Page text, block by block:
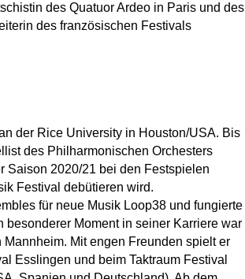
des Quatuor Ardeo in Paris und des
des französischen Festivals
der Rice University in Houston/USA. Bis
des Philharmonischen Orchesters
Saison 2020/21 bei den Festspielen
Festival debütieren wird.
für neue Musik Loop38 und fungierte
Moment in seiner Karriere war
Mit engen Freunden spielt er
Esslingen und beim Taktraum Festival